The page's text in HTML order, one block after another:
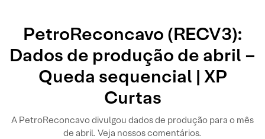
PetroReconcavo (RECV3):
Dados de produção de abril –
Queda sequencial | XP
Curtas
A PetroReconcavo divulgou dados de produção para o mês
de abril. Veja nossos comentários.